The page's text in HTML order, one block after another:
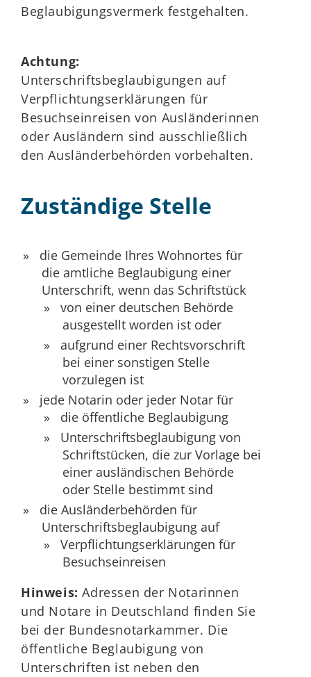
Beglaubigungsvermerk festgehalten.
Achtung:
Unterschriftsbeglaubigungen auf
Verpflichtungserklärungen für
Besuchseinreisen von Ausländerinnen
oder Ausländern sind ausschließlich
den Ausländerbehörden vorbehalten.
Zuständige Stelle
die Gemeinde Ihres Wohnortes für
die amtliche Beglaubigung einer
Unterschrift, wenn das Schriftstück
von einer deutschen Behörde
ausgestellt worden ist oder
aufgrund einer Rechtsvorschrift
bei einer sonstigen Stelle
vorzulegen ist
jede Notarin oder jeder Notar für
die öffentliche Beglaubigung
Unterschriftsbeglaubigung von
Schriftstücken, die zur Vorlage bei
einer ausländischen Behörde
oder Stelle bestimmt sind
die Ausländerbehörden für
Unterschriftsbeglaubigung auf
Verpflichtungserklärungen für
Besuchseinreisen
Hinweis:Adressen der Notarinnen
und Notare in Deutschland finden Sie
bei der Bundesnotarkammer. Die
öffentliche Beglaubigung von
Unterschriften ist neben den